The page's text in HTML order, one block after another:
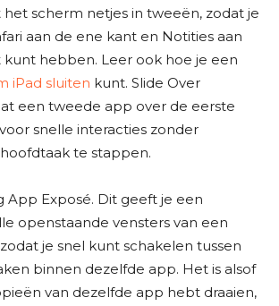
het scherm netjes in tweeën, zodat je
aan de ene kant en Notities aan
kunt hebben. Leer ook hoe je een
iPad sluiten kunt. Slide Over
een tweede app over de eerste
snelle interacties zonder
te stappen.
App Exposé. Dit geeft je een
openstaande vensters van een
je snel kunt schakelen tussen
binnen dezelfde app. Het is alsof
van dezelfde app hebt draaien,